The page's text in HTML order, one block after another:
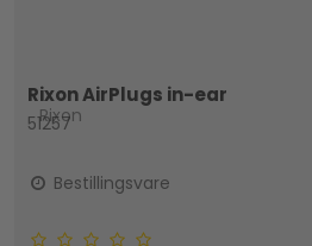
Rixon AirPlugs in-ear
Rixon
51257
Bestillingsvare